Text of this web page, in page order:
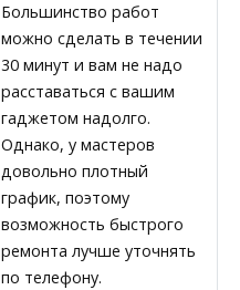
Большинство работ
можно сделать в течении
30 минут и вам не надо
расставаться с вашим
гаджетом надолго.
Однако, у мастеров
довольно плотный
график, поэтому
возможность быстрого
ремонта лучше уточнять
по телефону.